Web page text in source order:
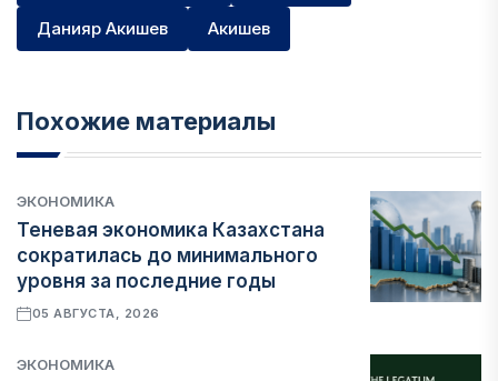
Данияр Акишев Акишев
Похожие материалы
ЭКОНОМИКА
Теневая экономика Казахстана
сократилась до минимального
уровня за последние годы
05 АВГУСТА, 2026
ЭКОНОМИКА